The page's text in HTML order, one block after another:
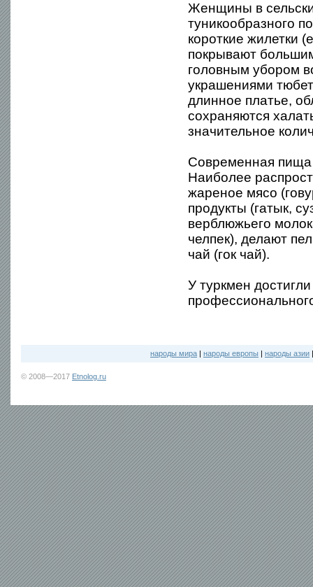
Женщины в
туникообразного
короткие жилетки
покрывают
головным убором
украшениями
длинное платье,
сохраняются
значительное
Современная пища
Наиболее
жареное мясо
продукты (гатык,
верблюжьего
челпек), делают
чай (гок чай).
У туркмен
народы мира | народы европы | народы азии
© 2008—2017 Etnolog.ru